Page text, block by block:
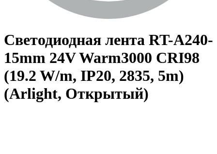
Светодиодная лента RT-A240-
15mm 24V Warm3000 CRI98
(19.2 W/m, IP20, 2835, 5m)
(Arlight, Открытый)